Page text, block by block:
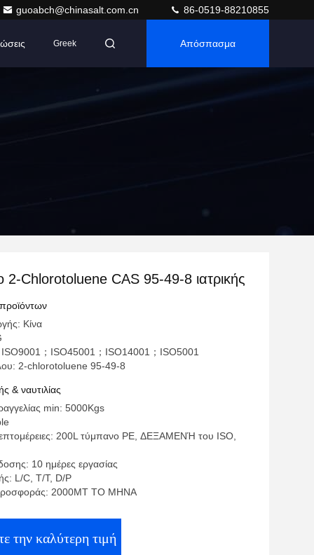
guoabch@chinasalt.com.cn 86-0519-88210855
Greek Απόσπασμα
2-Chlorotoluene CAS 95-49-8 ιατρικής
Κίνα
ISO9001；ISO45001；ISO14001；ISO5001
2-chlorotoluene 95-49-8
& ναυτιλίας
min: 5000Kgs
200L τύμπανο PE, ΔΕΞΑΜΕΝΉ του ISO,
10 ημέρες εργασίας
L/C, T/T, D/P
2000MT ΤΟ ΜΗΝΑ
την καλύτερη τιμή